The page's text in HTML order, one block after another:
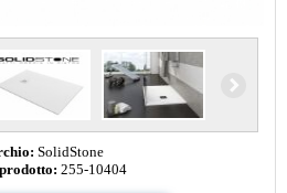
SolidStone
255-10404